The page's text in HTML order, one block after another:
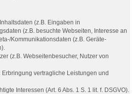
Inhaltsdaten (z.B. Eingaben in
(z.B. besuchte Webseiten, Interesse an
Kommunikationsdaten (z.B. Geräte-
(z.B. Webseitenbesucher, Nutzer von
Erbringung vertragliche Leistungen und
Interessen (Art. 6 Abs. 1 S. 1 lit. f. DSGVO).